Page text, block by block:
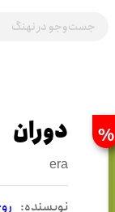
% دوران
era
نويسنده: